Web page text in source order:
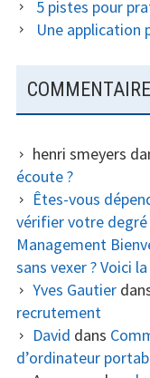
5 pistes pour
Une application
henri smeyers
écoute ?
Êtes-vous
vérifier votre degré
Management
sans vexer ? Voici
Yves Gautier
recrutement
David dans
d’ordinateur